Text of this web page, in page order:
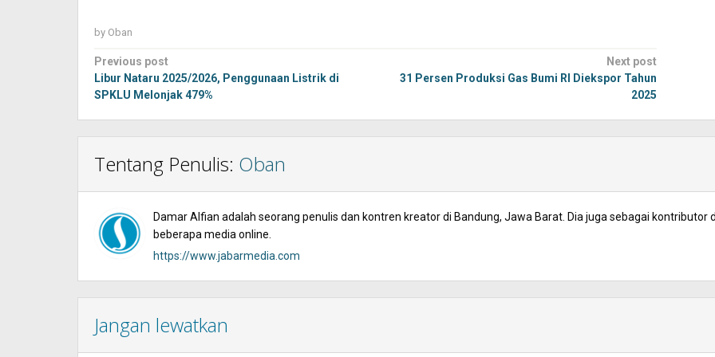
by Oban
Post
navigation
Previous post
Libur Nataru 2025/2026, Penggunaan Listrik di
SPKLU Melonjak 479%
Next post
31 Persen Produksi Gas Bumi RI Diekspor Tahun
2025
Tentang Penulis: Oban
Damar Alfian adalah seorang penulis dan kontren kreator di Bandung, Jawa Barat. Dia juga sebagai kontributor
beberapa media online.
https://www.jabarmedia.com
Jangan lewatkan